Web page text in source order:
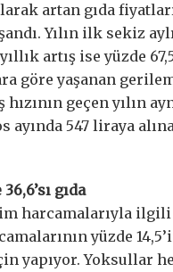
artan gıda
Yılın ilk sekiz
artış ise yüzde
göre yaşanan
geçen yılın
ayında 547 liraya
gıda
harcamalarıyla
yüzde
yapıyor. Yoksullar